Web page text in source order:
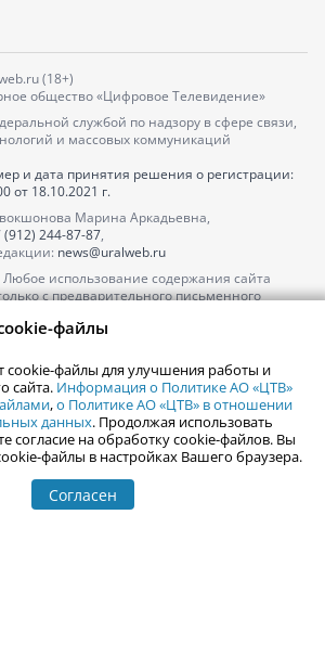
(18+)
общество «Цифровое Телевидение»
службой по надзору в сфере связи,
и массовых коммуникаций
и дата принятия решения о регистрации:
от 18.10.2021 г.
Марина Аркадьевна,
(912) 244-87-87,
news@uralweb.ru
использование содержания сайта
с предварительного письменного
рекламы обращайтесь по тел.
информации в разделе «Афиша»
на использование сайта
обработки персональных данных
файлы
cookie-файлы для улучшения работы и
сайта. Информация о Политике АО «ЦТВ»
,о Политике АО «ЦТВ» в отношении
данных. Продолжая использовать
согласие на обработку cookie-файлов. Вы
файлы в настройках Вашего браузера.
Согласен